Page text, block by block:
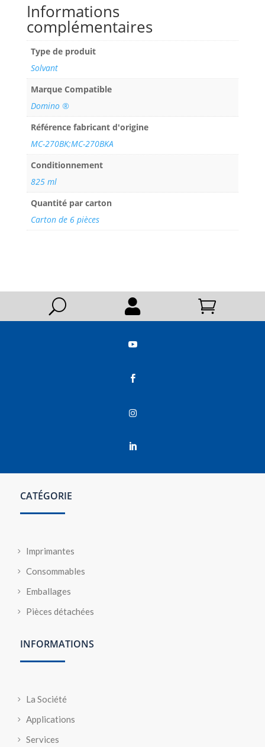
Informations
complémentaires
Type de produit
Solvant
Marque Compatible
Domino ®
Référence fabricant d'origine
MC-270BK;MC-270BKA
Conditionnement
825 ml
Quantité par carton
Carton de 6 pièces
U  




CATÉGORIE
Imprimantes
Consommables
Emballages
Pièces détachées
INFORMATIONS
La Société
Applications
Services